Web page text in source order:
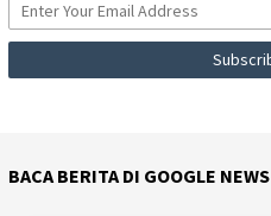
BACA BERITA DI GOOGLE NEWS